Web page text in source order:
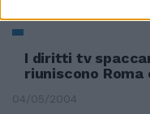
I diritti tv
riuniscono Roma
04/05/2004